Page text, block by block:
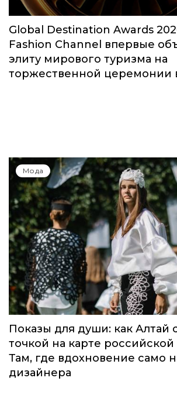
Global Destination Awards
Fashion Channel впервые
элиту мирового туризма на
торжественной церемонии
Мода
Показы для души: как Алтай
точкой на карте
Там, где вдохновение само
дизайнера